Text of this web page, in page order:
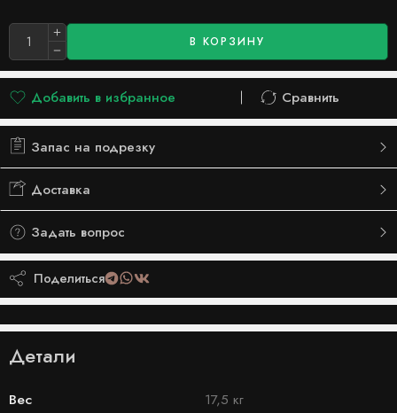
В КОРЗИНУ
Добавить в избранное
Добавлено в список желаний
Сравнить
Сравнить
Запас на подрезку
Доставка
Задать вопрос
Поделиться
Детали
Вес
17,5 кг